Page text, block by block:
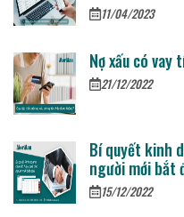
11/04/2023
Nợ xấu có
21/12/2022
Bí quyết kinh
người mới bắt
15/12/2022